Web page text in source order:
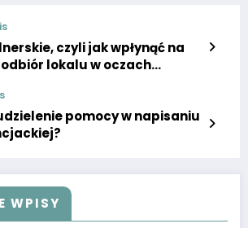
czyli jak wpłynąć na
lokalu w oczach
pomocy w napisaniu
WPISY